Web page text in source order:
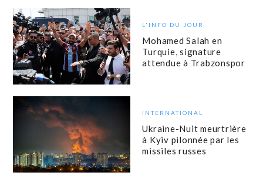
L'INFO DU JOUR
Mohamed Salah en
Turquie, signature
attendue à Trabzonspor
INTERNATIONAL
Ukraine-Nuit meurtrière
à Kyiv pilonnée par les
missiles russes